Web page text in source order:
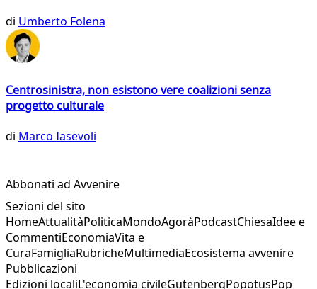
di Umberto Folena
Centrosinistra, non esistono vere coalizioni senza
progetto culturale
di Marco Iasevoli
Abbonati ad Avvenire
Sezioni del sito
HomeAttualitàPoliticaMondoAgoràPodcastChiesaIdee e
CommentiEconomiaVita e
CuraFamigliaRubricheMultimediaEcosistema avvenire
Pubblicazioni
Edizioni localiL'economia civileGutenbergPopotusPop